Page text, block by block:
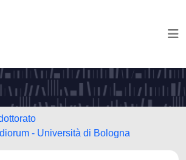
- Università di Bologna